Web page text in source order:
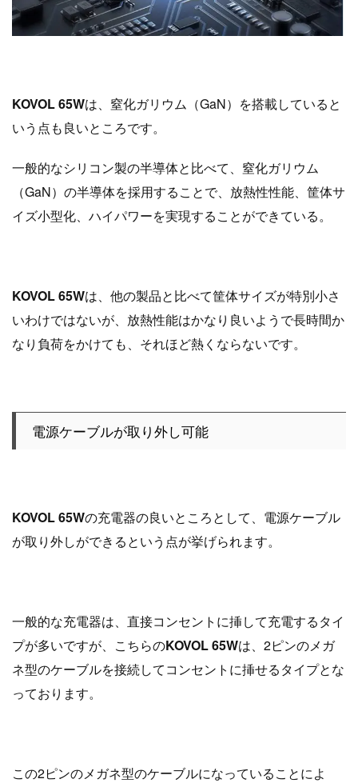
KOVOL 65Wは、窒化ガリウム（GaN）を搭載していると
いう点も良いところです。
一般的なシリコン製の半導体と比べて、窒化ガリウム
（GaN）の半導体を採用することで、放熱性性能、筐体サ
イズ小型化、ハイパワーを実現することができている。
KOVOL 65Wは、他の製品と比べて筐体サイズが特別小さ
いわけではないが、放熱性能はかなり良いようで長時間か
なり負荷をかけても、それほど熱くならないです。
電源ケーブルが取り外し可能
KOVOL 65Wの充電器の良いところとして、電源ケーブル
が取り外しができるという点が挙げられます。
一般的な充電器は、直接コンセントに挿して充電するタイ
プが多いですが、こちらのKOVOL 65Wは、2ピンのメガ
ネ型のケーブルを接続してコンセントに挿せるタイプとな
っております。
この2ピンのメガネ型のケーブルになっていることによ